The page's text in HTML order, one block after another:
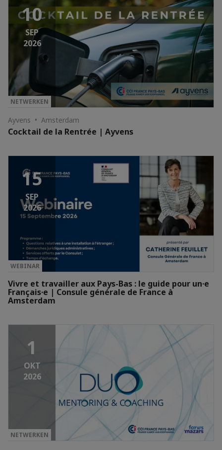
10
SEP
2026
NETWERKEN
Ayvens • Amsterdam
Cocktail de la Rentrée | Ayvens
15
SEP
2026
WEBINAR
Vivre et travailler aux Pays-Bas : le guide pour un·e
Français·e | Consule générale de France à
Amsterdam
1
OKT
2026
NETWERKEN